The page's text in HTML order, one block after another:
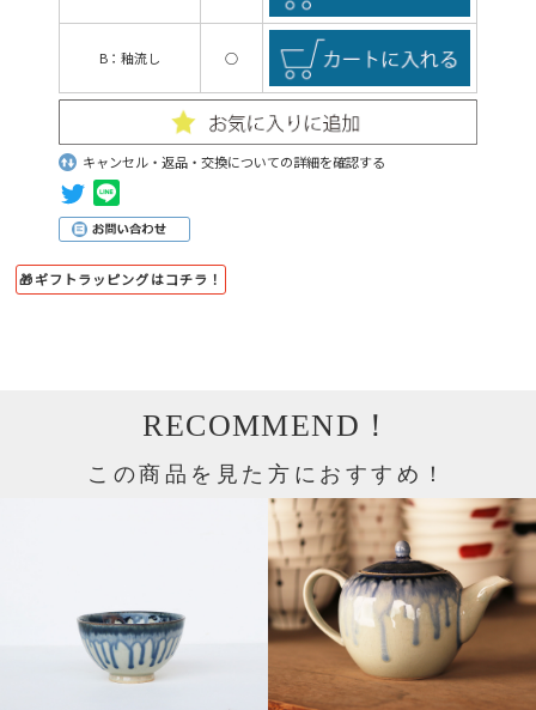
B：釉流し ○
キャンセル・返品・交換についての詳細を確認する
🎁ギフトラッピングはコチラ！
RECOMMEND！
この商品を見た方におすすめ！